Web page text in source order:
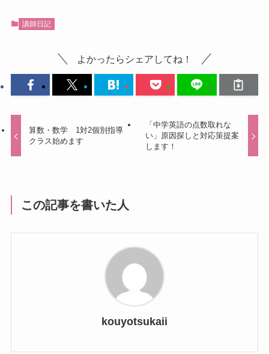
講師日記
よかったらシェアしてね！
算数・数学 1対2個別指導
クラス始めます
「中学英語の点数取れな
い」原因探しと対応策提案
します！
この記事を書いた人
kouyotsukaii